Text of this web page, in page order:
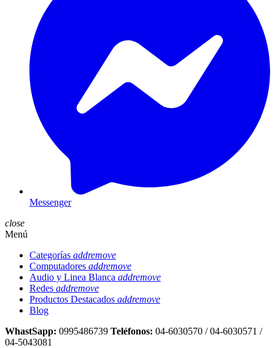
Messenger
close
Menú
Categorías addremove
Computadores addremove
Audio y Linea Blanca addremove
Redes addremove
Productos Destacados addremove
Blog
WhastSapp: 0995486739 Teléfonos: 04-6030570 / 04-6030571 /
04-5043081